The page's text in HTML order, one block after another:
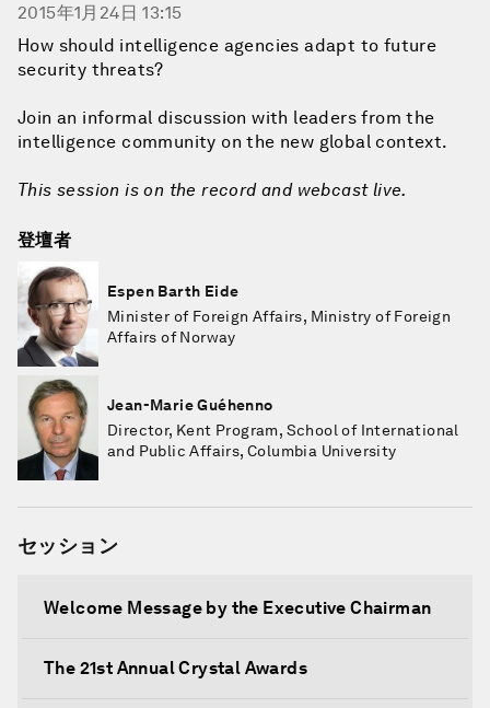
2015年1月24日 13:15
How should intelligence agencies adapt to future
security threats?
Join an informal discussion with leaders from the
intelligence community on the new global context.
This session is on the record and webcast live.
登壇者
Espen Barth Eide
Minister of Foreign Affairs, Ministry of Foreign
Affairs of Norway
Jean-Marie Guéhenno
Director, Kent Program, School of International
and Public Affairs, Columbia University
セッション
Welcome Message by the Executive Chairman
The 21st Annual Crystal Awards